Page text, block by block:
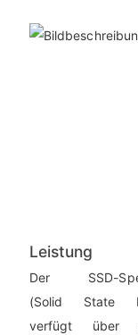
Leistung
Der SSD-
(Solid State
verfügt über